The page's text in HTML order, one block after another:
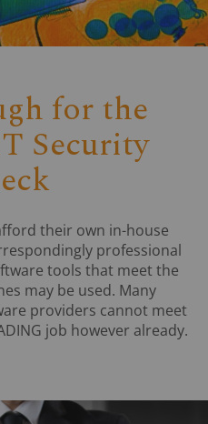
for the
Security
their own in-house
professional
tools that meet the
may be used. Many
providers cannot meet
job however already.